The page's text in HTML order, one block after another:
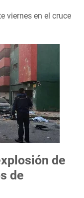
viernes en el cruce
de
de